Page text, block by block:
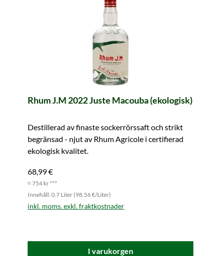
Rhum J.M 2022 Juste Macouba (ekologisk)
Destillerad av finaste sockerrörssaft och strikt
begränsad - njut av Rhum Agricole i certifierad
ekologisk kvalitet.
68,99 €
≈ 754 kr ***
Innehåll: 0.7 Liter (98,56 €/Liter)
inkl. moms. exkl. fraktkostnader
I varukorgen